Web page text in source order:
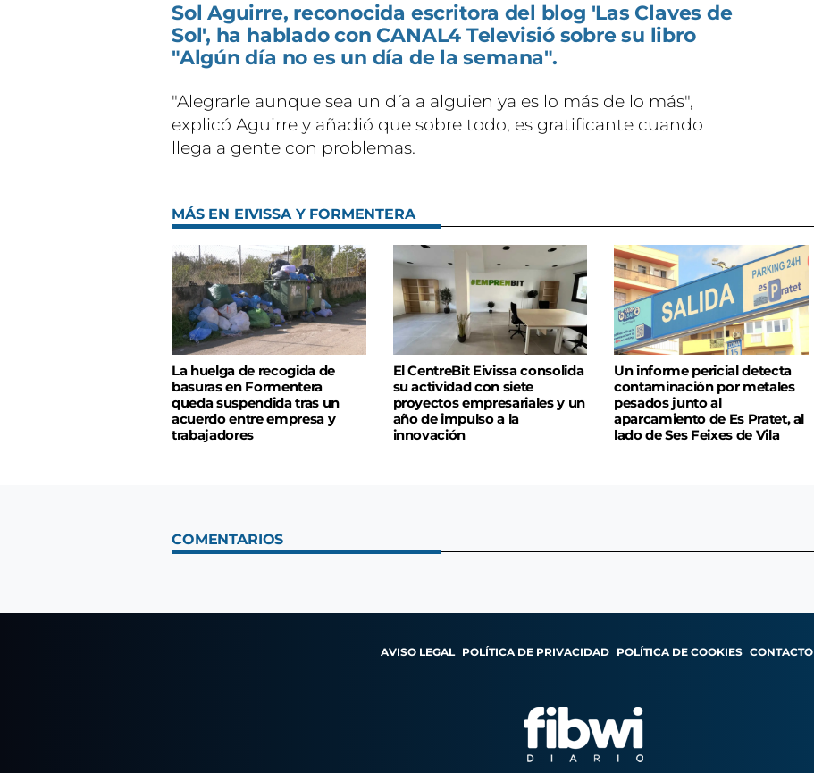
Sol Aguirre, reconocida escritora del blog 'Las Claves de
Sol', ha hablado con CANAL4 Televisió sobre su libro
"Algún día no es un día de la semana".
"Alegrarle aunque sea un día a alguien ya es lo más de lo más",
explicó Aguirre y añadió que sobre todo, es gratificante cuando
llega a gente con problemas.
MÁS EN EIVISSA Y FORMENTERA
La huelga de recogida de
basuras en Formentera
queda suspendida tras un
acuerdo entre empresa y
trabajadores
El CentreBit Eivissa consolida
su actividad con siete
proyectos empresariales y un
año de impulso a la
innovación
Un informe pericial detecta
contaminación por metales
pesados junto al
aparcamiento de Es Pratet, al
lado de Ses Feixes de Vila
COMENTARIOS
AVISO LEGAL POLÍTICA DE PRIVACIDAD POLÍTICA DE COOKIES CONTACTO